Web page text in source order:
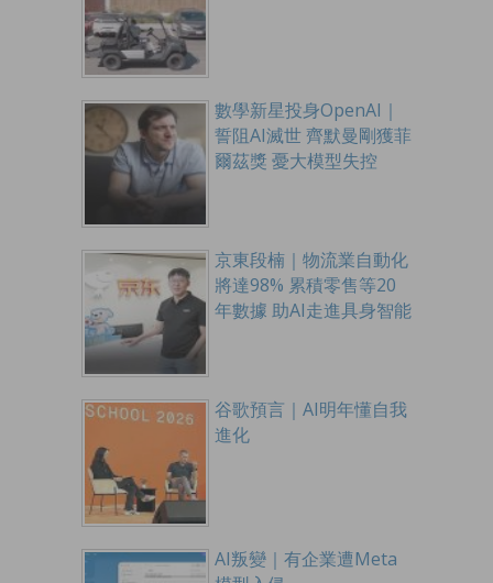
數學新星投身OpenAI｜
誓阻AI滅世 齊默曼剛獲菲
爾茲獎 憂大模型失控
京東段楠｜物流業自動化
將達98% 累積零售等20
年數據 助AI走進具身智能
谷歌預言｜AI明年懂自我
進化
AI叛變｜有企業遭Meta